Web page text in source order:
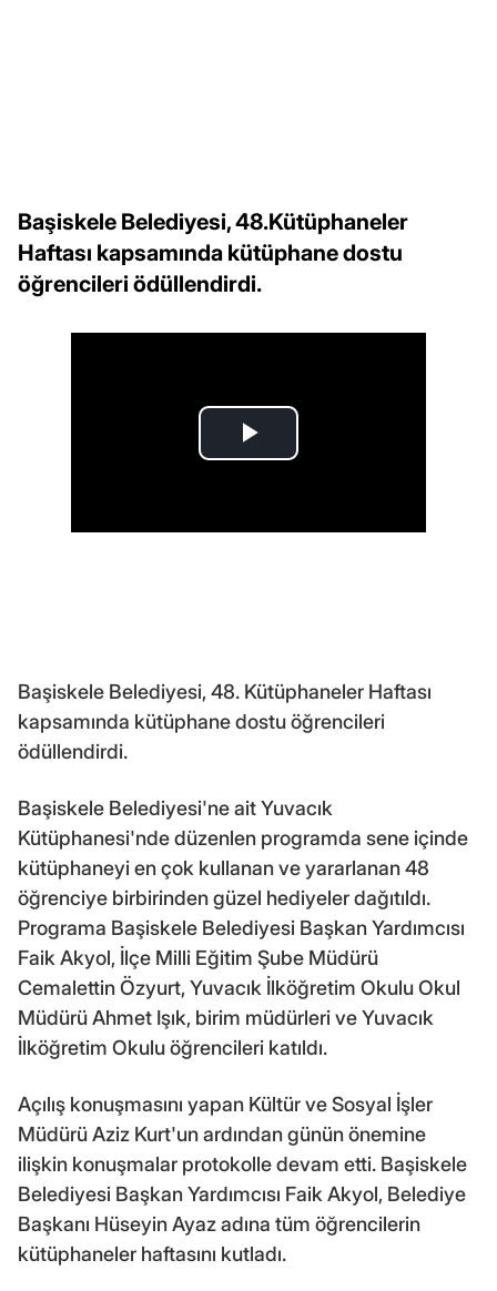
Başiskele Belediyesi, 48.Kütüphaneler
Haftası kapsamında kütüphane dostu
öğrencileri ödüllendirdi.
Başiskele Belediyesi, 48. Kütüphaneler Haftası
kapsamında kütüphane dostu öğrencileri
ödüllendirdi.
Başiskele Belediyesi'ne ait Yuvacık
Kütüphanesi'nde düzenlen programda sene içinde
kütüphaneyi en çok kullanan ve yararlanan 48
öğrenciye birbirinden güzel hediyeler dağıtıldı.
Programa Başiskele Belediyesi Başkan Yardımcısı
Faik Akyol, İlçe Milli Eğitim Şube Müdürü
Cemalettin Özyurt, Yuvacık İlköğretim Okulu Okul
Müdürü Ahmet Işık, birim müdürleri ve Yuvacık
İlköğretim Okulu öğrencileri katıldı.
Açılış konuşmasını yapan Kültür ve Sosyal İşler
Müdürü Aziz Kurt'un ardından günün önemine
ilişkin konuşmalar protokolle devam etti. Başiskele
Belediyesi Başkan Yardımcısı Faik Akyol, Belediye
Başkanı Hüseyin Ayaz adına tüm öğrencilerin
kütüphaneler haftasını kutladı.